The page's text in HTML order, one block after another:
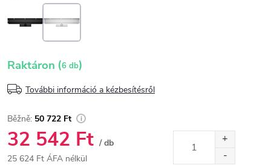
Raktáron (6 db)
További információ a kézbesítésről
50 722 Ft
32 542 Ft / db
25 624 Ft ÁFA nélkül